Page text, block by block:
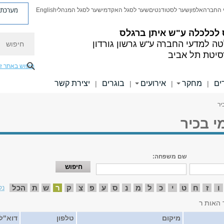
לכלכלה ע"ש איתן ברגלס
למדעי החברה ע"ש גרשון גורדון
תל אביב
החברהאלפוןשער לסטודנטיםשער לסגל האקדמישער לסגל המנהליEnglish מערכת
חיפוש באתר
| מחקר | אירועים | בוגרים | יצירת קשר
בכיר
שם משפחה:
ו ז ח ט י כ ל מ נ ס ע פ צ ק ר ש ת הכל
האות ר
מיקום
טלפון